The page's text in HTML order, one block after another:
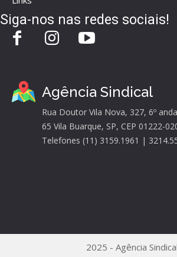
Siga-nos nas redes sociais!
Agência Sindical
Rua Doutor Vila Nova, 327, 6º
65 Vila Buarque, SP, CEP 01222-
Telefones (11) 3159.1961 |
2025 - Agência Sindical